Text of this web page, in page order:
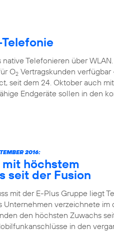
Telefonieren über
O2 Vertragskunden verfügbar
seit dem 24. Oktober auch
Endgeräte sollen in den
2016:
höchstem
seit der Fusion
mit der E-Plus Gruppe liegt
Unternehmen verzeichnete im
den höchsten Zuwachs
in den